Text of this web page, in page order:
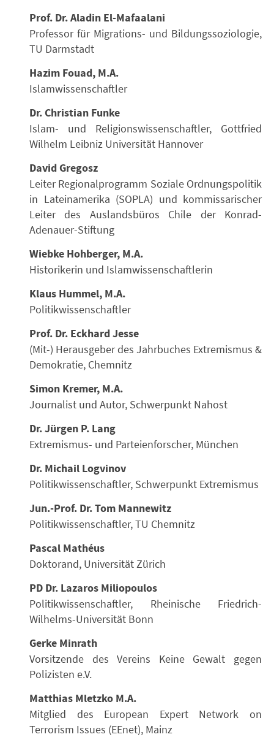
Prof. Dr. Aladin El-Mafaalani
Professor für Migrations- und Bildungssoziologie,
TU Darmstadt
Hazim Fouad, M.A.
Islamwissenschaftler
Dr. Christian Funke
Islam- und Religionswissenschaftler, Gottfried
Wilhelm Leibniz Universität Hannover
David Gregosz
Leiter Regionalprogramm Soziale Ordnungspolitik
in Lateinamerika (SOPLA) und kommissarischer
Leiter des Auslandsbüros Chile der Konrad-
Adenauer-Stiftung
Wiebke Hohberger, M.A.
Historikerin und Islamwissenschaftlerin
Klaus Hummel, M.A.
Politikwissenschaftler
Prof. Dr. Eckhard Jesse
(Mit-) Herausgeber des Jahrbuches Extremismus &
Demokratie, Chemnitz
Simon Kremer, M.A.
Journalist und Autor, Schwerpunkt Nahost
Dr. Jürgen P. Lang
Extremismus- und Parteienforscher, München
Dr. Michail Logvinov
Politikwissenschaftler, Schwerpunkt Extremismus
Jun.-Prof. Dr. Tom Mannewitz
Politikwissenschaftler, TU Chemnitz
Pascal Mathéus
Doktorand, Universität Zürich
PD Dr. Lazaros Miliopoulos
Politikwissenschaftler, Rheinische Friedrich-
Wilhelms-Universität Bonn
Gerke Minrath
Vorsitzende des Vereins Keine Gewalt gegen
Polizisten e.V.
Matthias Mletzko M.A.
Mitglied des European Expert Network on
Terrorism Issues (EEnet), Mainz